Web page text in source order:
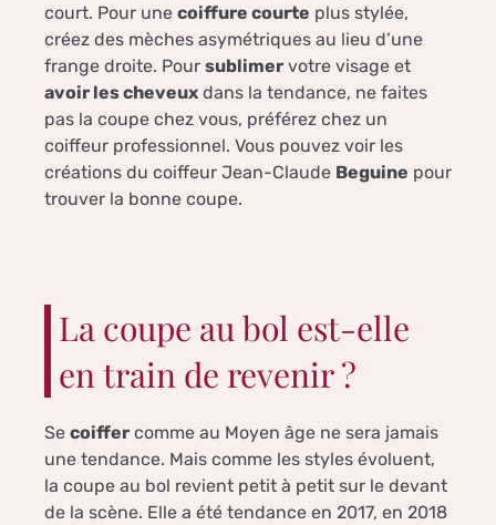
court. Pour une coiffure courte plus stylée,
créez des mèches asymétriques au lieu d’une
frange droite. Pour sublimer votre visage et
avoir les cheveux dans la tendance, ne faites
pas la coupe chez vous, préférez chez un
coiffeur professionnel. Vous pouvez voir les
créations du coiffeur Jean-Claude Beguine pour
trouver la bonne coupe.
La coupe au bol est-elle
en train de revenir ?
Se coiffer comme au Moyen âge ne sera jamais
une tendance. Mais comme les styles évoluent,
la coupe au bol revient petit à petit sur le devant
de la scène. Elle a été tendance en 2017, en 2018